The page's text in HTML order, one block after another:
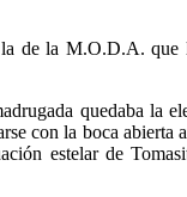
la de la M.O.D.A.
quedaba
con la boca
estelar de